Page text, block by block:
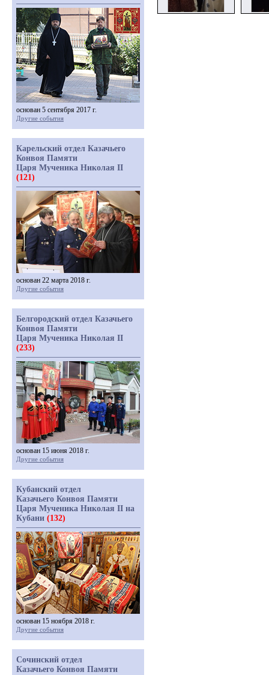
основан 5 сентября 2017 г.
Другие события
Карельский отдел Казачьего
Конвоя Памяти
Царя Мученика Николая II
(121)
основан 22 марта 2018 г.
Другие события
Белгородский отдел Казачьего
Конвоя Памяти
Царя Мученика Николая II
(233)
основан 15 июня 2018 г.
Другие события
Кубанский отдел
Казачьего Конвоя Памяти
Царя Мученика Николая II на
Кубани (132)
основан 15 ноября 2018 г.
Другие события
Сочинский отдел
Казачьего Конвоя Памяти